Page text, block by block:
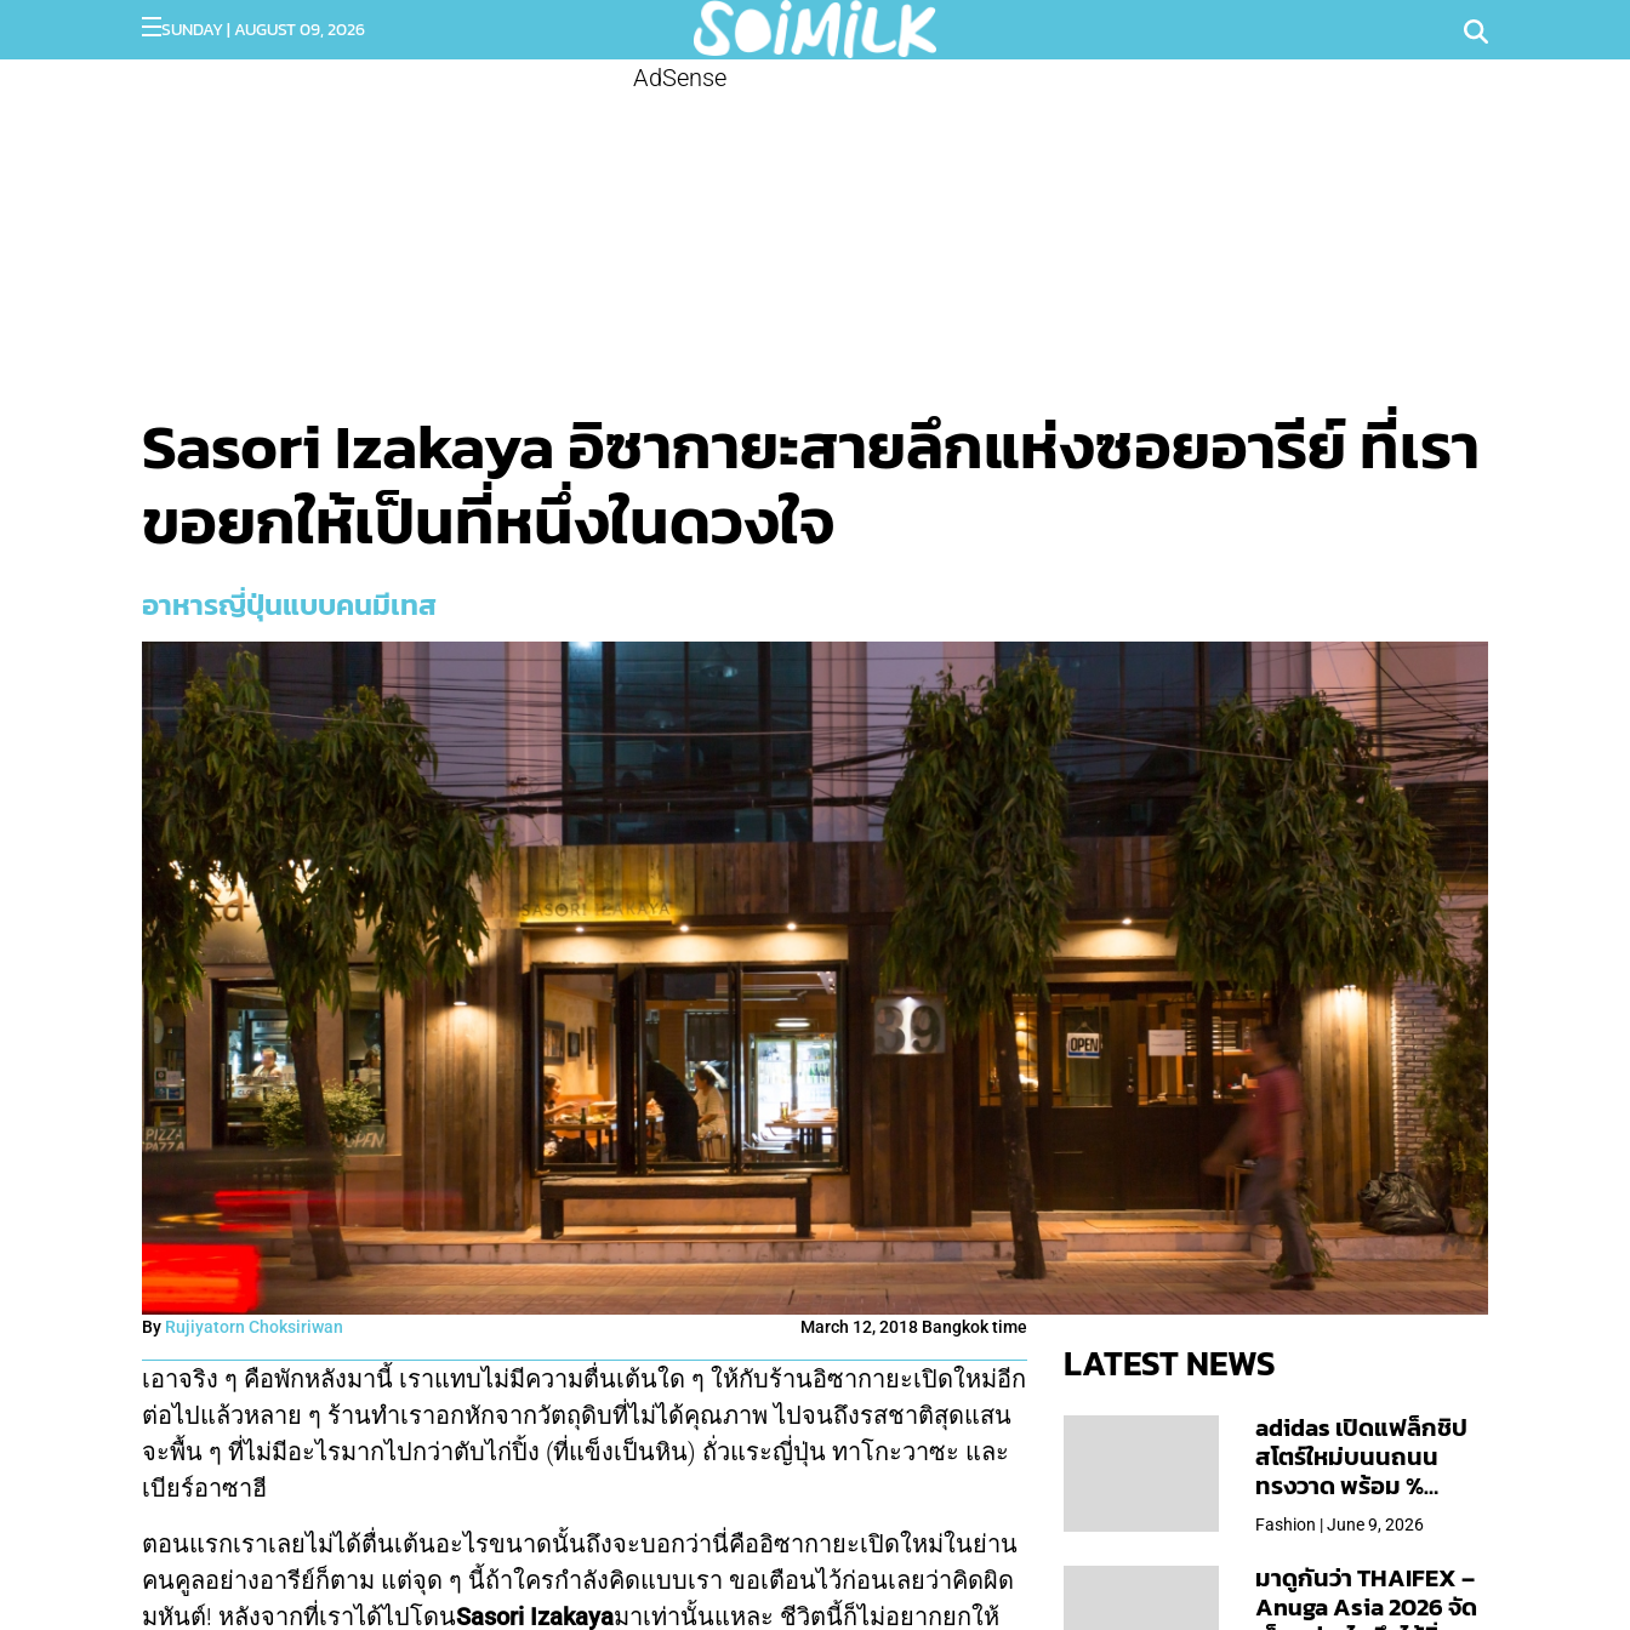
SUNDAY | AUGUST 09, 2026
AdSense
Sasori Izakaya อิซากายะสายลึกแห่งซอยอารีย์ ที่เรา
ขอยกให้เป็นที่หนึ่งในดวงใจ
อาหารญี่ปุ่นแบบคนมีเทส
By Rujiyatorn Choksiriwan March 12, 2018 Bangkok time
เอาจริง ๆ คือพักหลังมานี้ เราแทบไม่มีความตื่นเต้นใด ๆ ให้กับร้านอิซากายะเปิดใหม่อีก
ต่อไปแล้วหลาย ๆ ร้านทำเราอกหักจากวัตถุดิบที่ไม่ได้คุณภาพ ไปจนถึงรสชาติสุดแสน
จะพื้น ๆ ที่ไม่มีอะไรมากไปกว่าตับไก่ปิ้ง (ที่แข็งเป็นหิน) ถั่วแระญี่ปุ่น ทาโกะวาซะ และ
เบียร์อาซาฮี
ตอนแรกเราเลยไม่ได้ตื่นเต้นอะไรขนาดนั้นถึงจะบอกว่านี่คืออิซากายะเปิดใหม่ในย่าน
คนคูลอย่างอารีย์ก็ตาม แต่จุด ๆ นี้ถ้าใครกำลังคิดแบบเรา ขอเตือนไว้ก่อนเลยว่าคิดผิด
มหันต์! หลังจากที่เราได้ไปโดนSasori Izakayaมาเท่านั้นแหละ ชีวิตนี้ก็ไม่อยากยกให้
LATEST NEWS
adidas เปิดแฟล็กชิป
สโตร์ใหม่บนนถนน
ทรงวาด พร้อม %
Arabica และคอลเลก
ชันพิเศษเฉพาะสาขา
Fashion | June 9, 2026
มาดูกันว่า THAIFEX –
Anuga Asia 2026 จัด